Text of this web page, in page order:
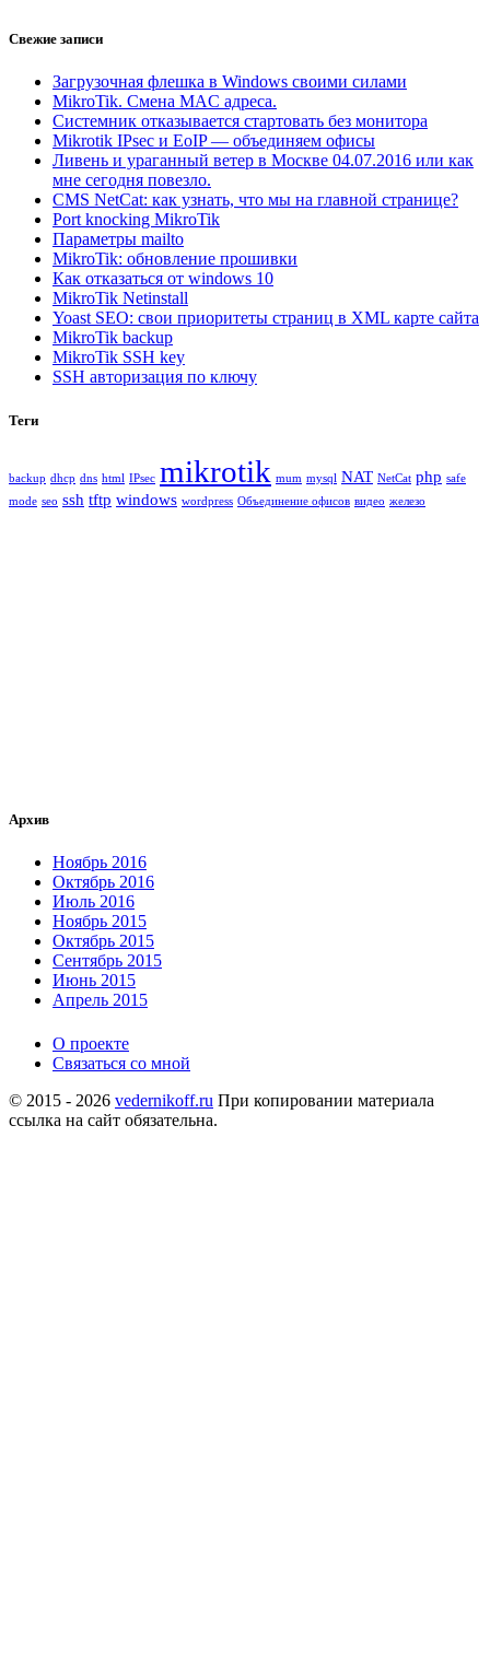
Свежие записи
Загрузочная флешка в Windows своими силами
MikroTik. Смена MAC адреса.
Системник отказывается стартовать без монитора
Mikrotik IPsec и EoIP — объединяем офисы
Ливень и ураганный ветер в Москве 04.07.2016 или как
мне сегодня повезло.
CMS NetСat: как узнать, что мы на главной странице?
Port knocking MikroTik
Параметры mailto
MikroTik: обновление прошивки
Как отказаться от windows 10
MikroTik Netinstall
Yoast SEO: свои приоритеты страниц в XML карте сайта
MikroTik backup
MikroTik SSH key
SSH авторизация по ключу
Теги
backup dhcp dns html IPsec mikrotik mum mysql NAT NetCat php safe
mode seo ssh tftp windows wordpress Объединение офисов видео железо
Архив
Ноябрь 2016
Октябрь 2016
Июль 2016
Ноябрь 2015
Октябрь 2015
Сентябрь 2015
Июнь 2015
Апрель 2015
О проекте
Связаться со мной
© 2015 - 2026 vedernikoff.ru При копировании материала
ссылка на сайт обязательна.